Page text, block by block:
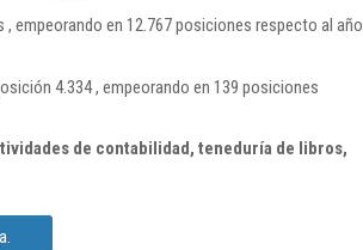
, empeorando en 12.767 posiciones respecto al año
4.334 , empeorando en 139 posiciones
de contabilidad, teneduría de libros,